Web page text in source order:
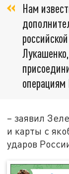
Нам
операциям
– заявил
и карты с
ударов